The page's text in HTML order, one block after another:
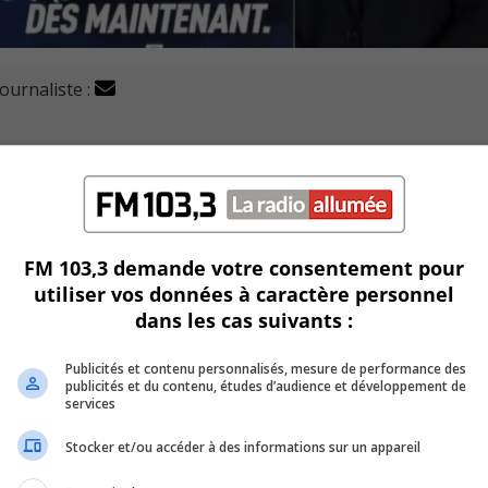
:
la protection du français au pays est un élément
qu’un gouvernement conservateur va moderniser la Loi
fin aux chicanes entre le Québec et Ottawa et va
Québec et la Canada.
00:00
FM 103,3 demande votre consentement pour
utiliser vos données à caractère personnel
dans les cas suivants :
Publicités et contenu personnalisés, mesure de performance des
publicités et du contenu, études d’audience et développement de
services
Stocker et/ou accéder à des informations sur un appareil